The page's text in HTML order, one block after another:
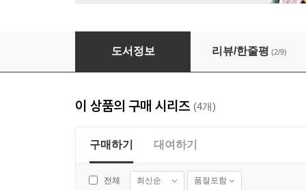
닥터 스트레인지 Vol. 4 미스터 미저리
도서정보 리뷰/한줄평 (2/9)
이 상품의 구매 시리즈 (4개)
구매하기 대여하기
전체 최신순 품절포함